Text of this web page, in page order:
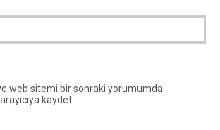
web sitemi bir sonraki yorumumda
kaydet